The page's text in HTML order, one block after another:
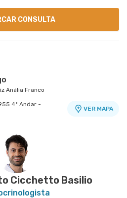
CONSULTA
Anália Franco
4º Andar -
VER MAPA
Medico 10°
- SP
Cicchetto Basilio